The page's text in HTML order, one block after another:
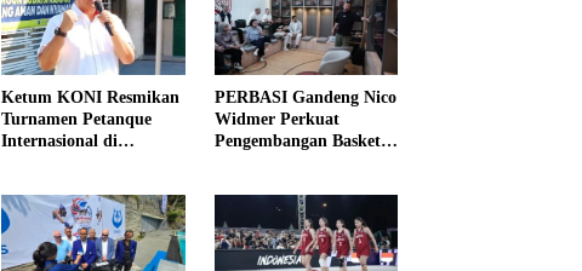
Ketum KONI Resmikan
Turnamen Petanque
Internasional di
PERBASI Gandeng Nico
Widmer Perkuat
Pengembangan Basket